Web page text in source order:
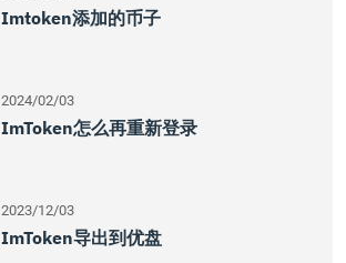
Imtoken添加的币子
2024/02/03
ImToken怎么再重新登录
2023/12/03
ImToken导出到优盘